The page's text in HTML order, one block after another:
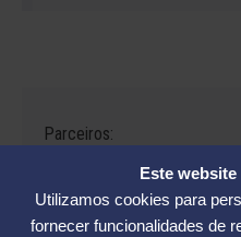
Este
Utilizamos cookies para
fornecer funcionalidades de
Parceiros: